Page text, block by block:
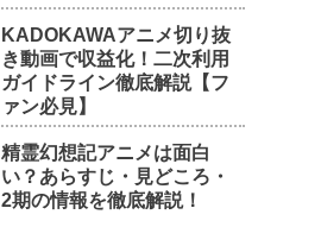
トライアルの魅力を徹底解
剖！
KADOKAWAアニメ切り抜
き動画で収益化！二次利用
ガイドライン徹底解説【フ
ァン必見】
精霊幻想記アニメは面白
い？あらすじ・見どころ・
2期の情報を徹底解説！